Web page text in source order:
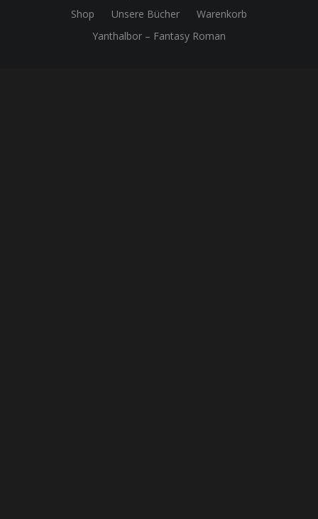
Shop
Unsere Bücher
Warenkorb
Yanthalbor – Fantasy Roman